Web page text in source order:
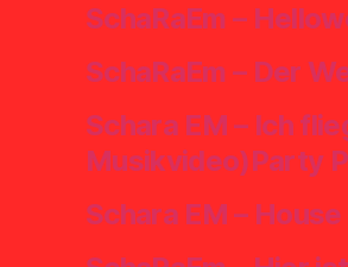
SchaRaEm –
SchaRaEm – Der
Schara EM – Ich
Musikvideo)Party
Schara EM –